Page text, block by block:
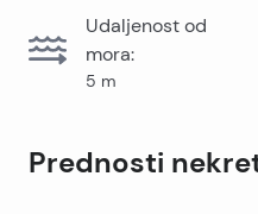
Udaljenost od
mora:
5 m
Prednosti